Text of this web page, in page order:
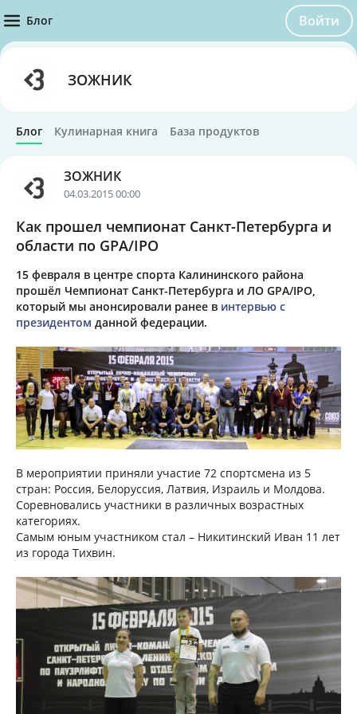
Блог Войти
ЗОЖНИК
Блог Кулинарная книга База продуктов
ЗОЖНИК
04.03.2015 00:00
Как прошел чемпионат Санкт-Петербурга и
области по GPA/IPO
15 февраля в центре спорта Калининского района
прошёл Чемпионат Санкт-Петербурга и ЛО GPA/IPO,
который мы анонсировали ранее в интервью с
президентом данной федерации.
В мероприятии приняли участие 72 спортсмена из 5
стран: Россия, Белоруссия, Латвия, Израиль и Молдова.
Соревновались участники в различных возрастных
категориях.
Самым юным участником стал – Никитинский Иван 11 лет
из города Тихвин.